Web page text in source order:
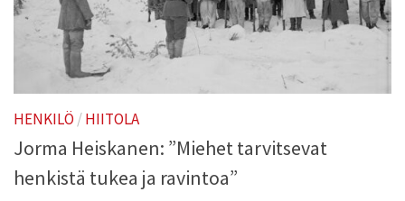
HENKILÖ /HIITOLA
Jorma Heiskanen: ”Miehet tarvitsevat
henkistä tukea ja ravintoa”